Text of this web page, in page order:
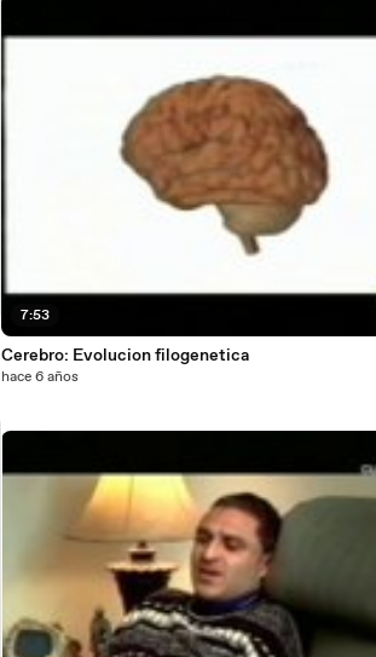
7:53
Cerebro: Evolucion filogenetica
hace 6 años